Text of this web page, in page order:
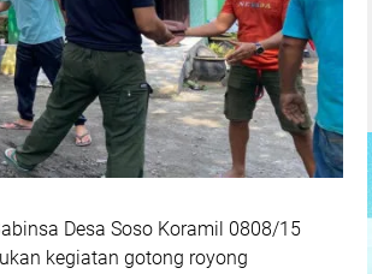
Desa Soso Koramil 0808/15
kegiatan gotong royong